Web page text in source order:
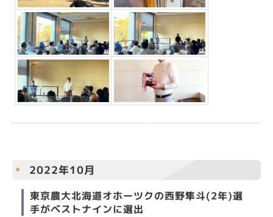
2022年10月
東京農大北海道オホーツクの西野隼斗(2年)選
手がベストナインに選出